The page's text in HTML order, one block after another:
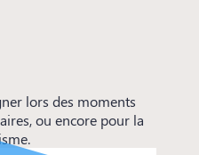
lors des moments
ou encore pour la